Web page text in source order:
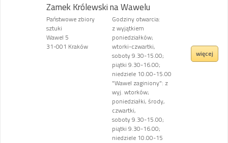
Zamek Królewski na Wawelu
Państwowe zbiory
sztuki
Wawel 5
31-001 Kraków
Godziny otwarcia:
z wyjątkiem
poniedziałków;
wtorki-czwartki,
soboty 9.30-15.00;
piątki 9.30-16.00;
niedziele 10.00-15.00
"Wawel zaginiony": z
wyj. wtorków;
poniedziałki, środy,
czwartki,
soboty 9.30-15.00;
piątki 9.30-16.00;
niedziele 10.00-15
więcej